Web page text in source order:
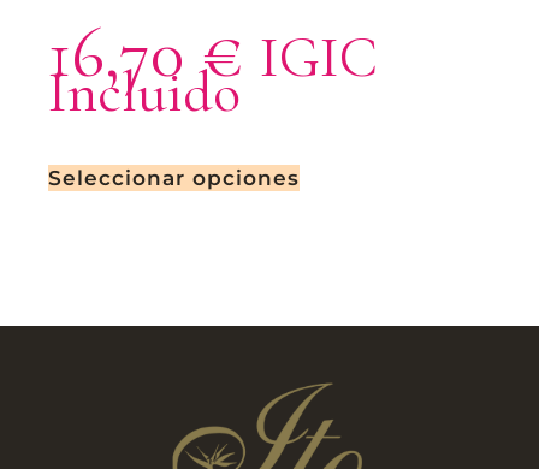
16,70€ IGIC
Incluido
Seleccionar opciones